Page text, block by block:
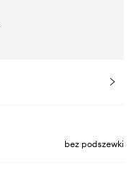
bez podszewki